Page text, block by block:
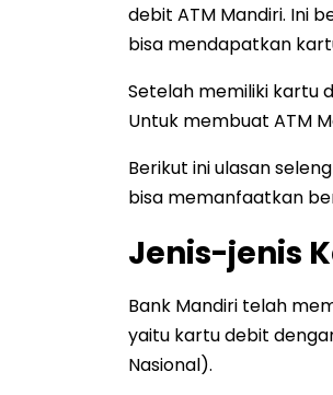
debit ATM Mandiri. Ini
bisa mendapatkan
Setelah memiliki kartu
Untuk membuat ATM
Berikut ini ulasan
bisa memanfaatkan
Jenis-jenis
Bank Mandiri telah
yaitu kartu debit
Nasional).